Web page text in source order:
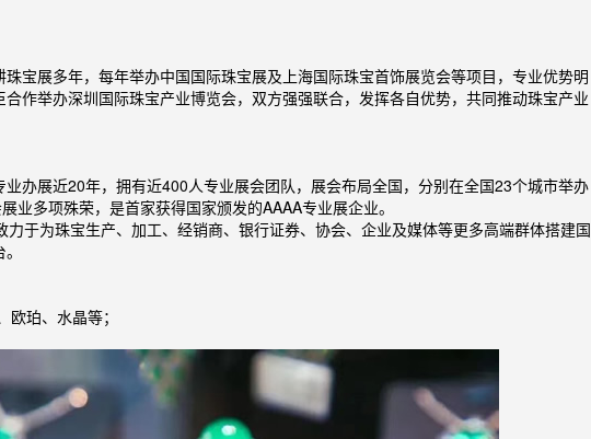
宝展多年，每年举办中国国际珠宝展及上海国际珠宝首饰展览会等项目，专业优势明
作举办深圳国际珠宝产业博览会，双方强强联合，发挥各自优势，共同推动珠宝产业
办展近20年，拥有近400人专业展会团队，展会布局全国，分别在全国23个城市举办
业多项殊荣，是首家获得国家颁发的AAAA专业展企业。
于为珠宝生产、加工、经销商、银行证券、协会、企业及媒体等更多高端群体搭建国
珀、水晶等；